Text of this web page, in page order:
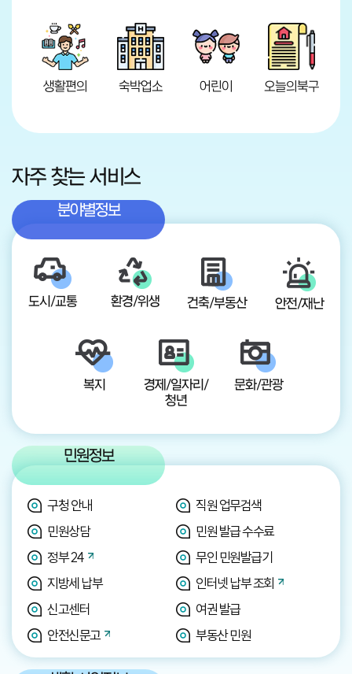
생활편의 숙박업소 어린이 오늘의북구
자주 찾는 서비스
분야별정보
도시/교통 환경/위생 건축/부동산 안전/재난
복지
경제/일자리/
청년
문화/관광
민원정보
구청 안내
직원 업무검색
민원상담
민원 발급 수수료
정부 24
무인 민원발급기
지방세 납부
인터넷 납부 조회
신고센터
여권 발급
안전신문고
부동산 민원